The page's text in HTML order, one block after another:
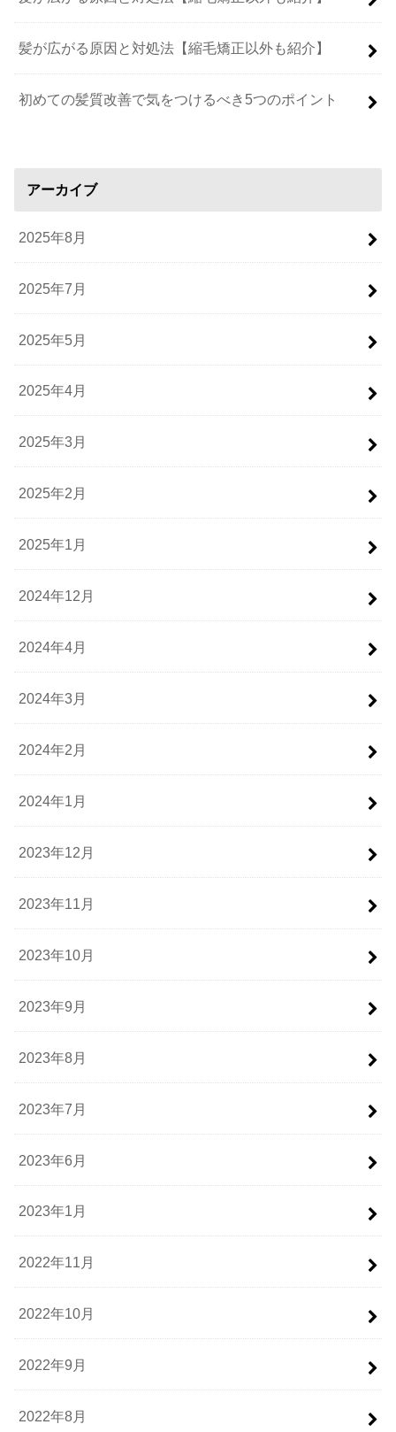
髪が広がる原因と対処法【縮毛矯正以外も紹介】
初めての髪質改善で気をつけるべき5つのポイント
アーカイブ
2025年8月
2025年7月
2025年5月
2025年4月
2025年3月
2025年2月
2025年1月
2024年12月
2024年4月
2024年3月
2024年2月
2024年1月
2023年12月
2023年11月
2023年10月
2023年9月
2023年8月
2023年7月
2023年6月
2023年1月
2022年11月
2022年10月
2022年9月
2022年8月